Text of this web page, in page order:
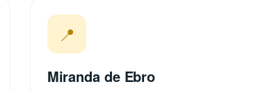
📍
Miranda de Ebro